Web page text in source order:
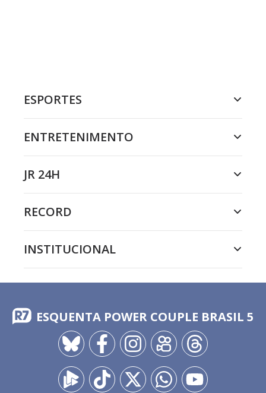
ESPORTES
ENTRETENIMENTO
JR 24H
RECORD
INSTITUCIONAL
ESQUENTA POWER COUPLE BRASIL 5